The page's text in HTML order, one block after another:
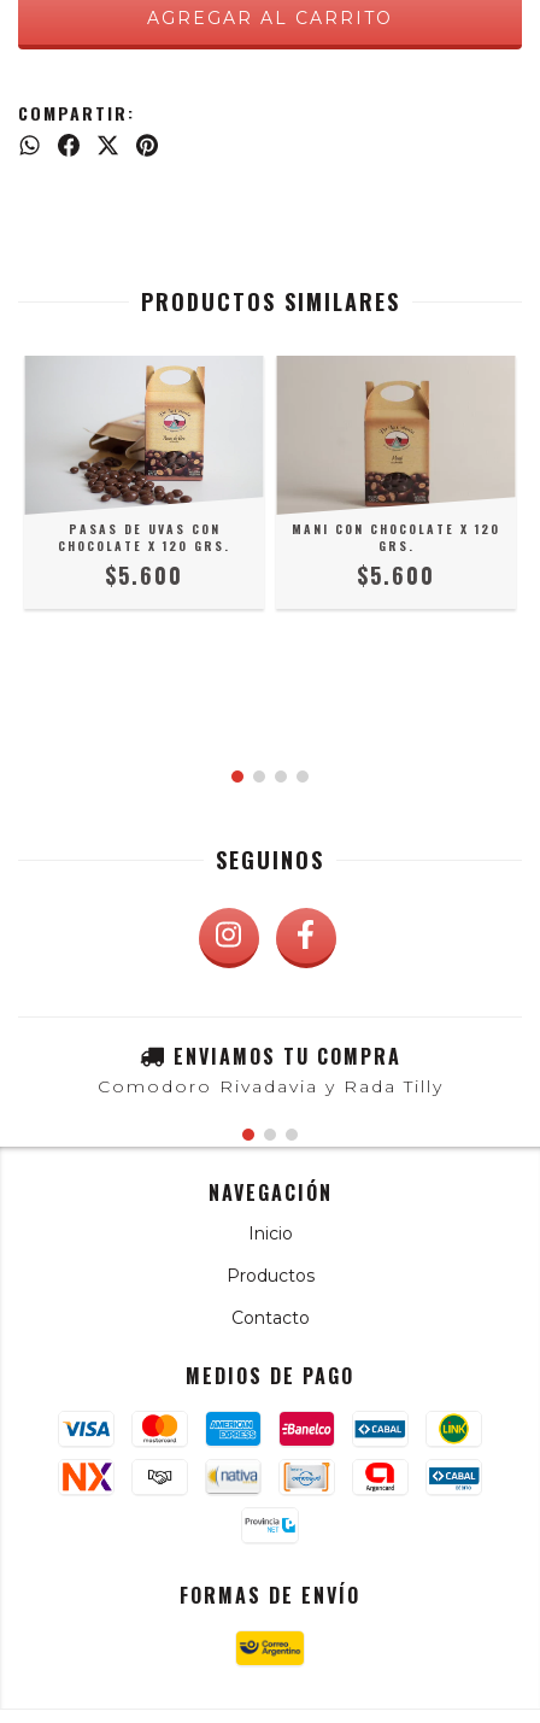
COMPARTIR:
PRODUCTOS SIMILARES
PASAS DE UVAS CON
CHOCOLATE X 120 GRS.
$5.600
MANI CON CHOCOLATE X 120
GRS.
$5.600
SEGUINOS
ENVIAMOS TU COMPRA
Comodoro Rivadavia y Rada Tilly
NAVEGACIÓN
Inicio
Productos
Contacto
MEDIOS DE PAGO
FORMAS DE ENVÍO